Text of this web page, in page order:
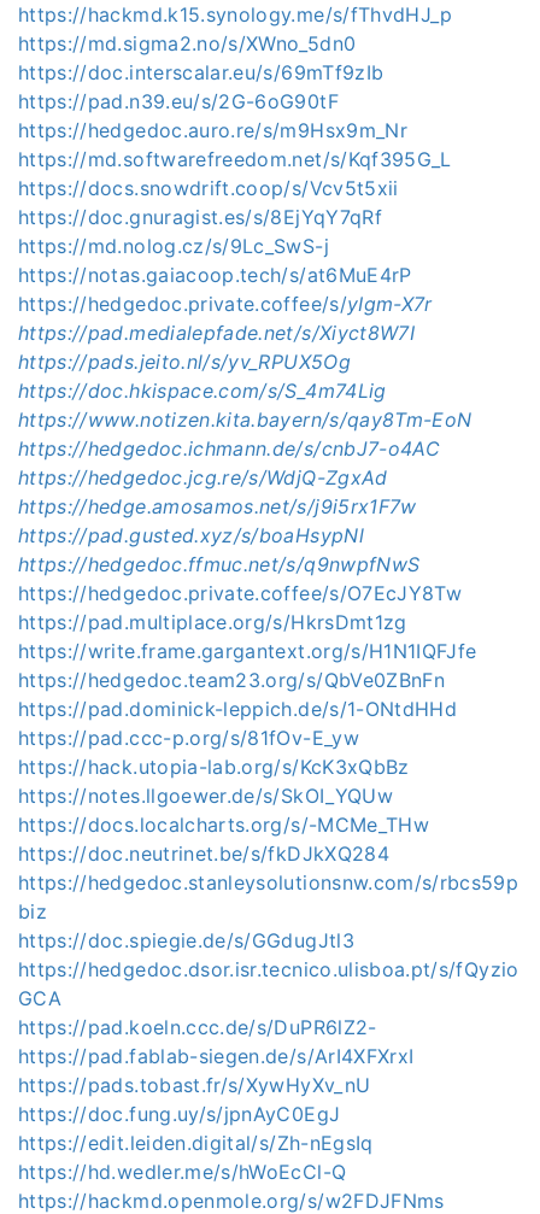
https://hackmd.k15.synology.me/s/fThvdHJ_p
https://md.sigma2.no/s/XWno_5dn0
https://doc.interscalar.eu/s/69mTf9zIb
https://pad.n39.eu/s/2G-6oG90tF
https://hedgedoc.auro.re/s/m9Hsx9m_Nr
https://md.softwarefreedom.net/s/Kqf395G_L
https://docs.snowdrift.coop/s/Vcv5t5xii
https://doc.gnuragist.es/s/8EjYqY7qRf
https://md.nolog.cz/s/9Lc_SwS-j
https://notas.gaiacoop.tech/s/at6MuE4rP
https://hedgedoc.private.coffee/s/yIgm-X7r
https://pad.medialepfade.net/s/Xiyct8W7I
https://pads.jeito.nl/s/yv_RPUX5Og
https://doc.hkispace.com/s/S_4m74Lig
https://www.notizen.kita.bayern/s/qay8Tm-EoN
https://hedgedoc.ichmann.de/s/cnbJ7-o4AC
https://hedgedoc.jcg.re/s/WdjQ-ZgxAd
https://hedge.amosamos.net/s/j9i5rx1F7w
https://pad.gusted.xyz/s/boaHsypNl
https://hedgedoc.ffmuc.net/s/q9nwpfNwS
https://hedgedoc.private.coffee/s/O7EcJY8Tw
https://pad.multiplace.org/s/HkrsDmt1zg
https://write.frame.gargantext.org/s/H1N1IQFJfe
https://hedgedoc.team23.org/s/QbVe0ZBnFn
https://pad.dominick-leppich.de/s/1-ONtdHHd
https://pad.ccc-p.org/s/81fOv-E_yw
https://hack.utopia-lab.org/s/KcK3xQbBz
https://notes.llgoewer.de/s/SkOI_YQUw
https://docs.localcharts.org/s/-MCMe_THw
https://doc.neutrinet.be/s/fkDJkXQ284
https://hedgedoc.stanleysolutionsnw.com/s/rbcs59p
biz
https://doc.spiegie.de/s/GGdugJtl3
https://hedgedoc.dsor.isr.tecnico.ulisboa.pt/s/fQyzio
GCA
https://pad.koeln.ccc.de/s/DuPR6lZ2-
https://pad.fablab-siegen.de/s/ArI4XFXrxI
https://pads.tobast.fr/s/XywHyXv_nU
https://doc.fung.uy/s/jpnAyC0EgJ
https://edit.leiden.digital/s/Zh-nEgsIq
https://hd.wedler.me/s/hWoEcCl-Q
https://hackmd.openmole.org/s/w2FDJFNms